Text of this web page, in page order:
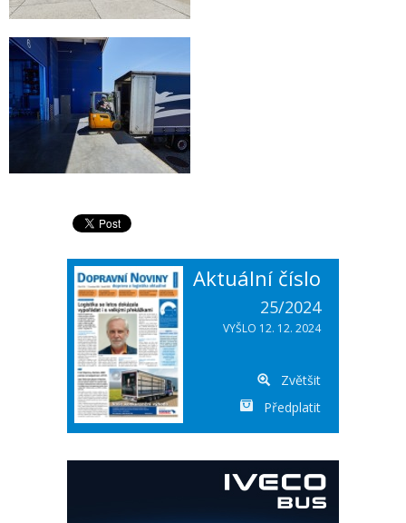
Aktuální číslo
25/2024
VYŠLO 12. 12. 2024
Zvětšit
Předplatit